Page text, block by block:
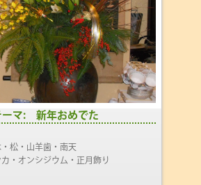
ーマ: 新年おめでた
松・山羊歯・南天
カ・オンシジウム・正月飾り